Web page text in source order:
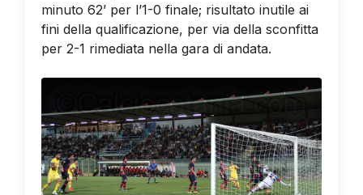
minuto 62’ per l’1-0 finale; risultato inutile ai
fini della qualificazione, per via della sconfitta
per 2-1 rimediata nella gara di andata.